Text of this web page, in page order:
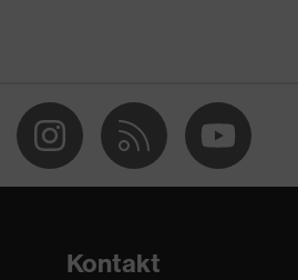
Kontakt